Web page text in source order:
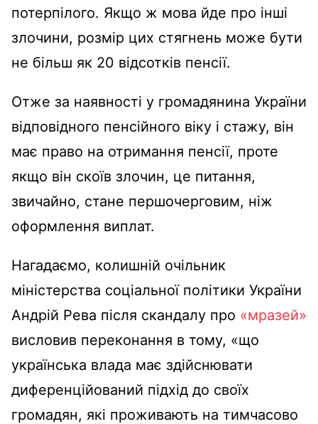
потерпілого. Якщо ж мова йде про інші
злочини, розмір цих стягнень може бути
не більш як 20 відсотків пенсії.
Отже за наявності у громадянина України
відповідного пенсійного віку і стажу, він
має право на отримання пенсії, проте
якщо він скоїв злочин, це питання,
звичайно, стане першочерговим, ніж
оформлення виплат.
Нагадаємо, колишній очільник
міністерства соціальної політики України
Андрій Рева після скандалу про «мразей»
висловив переконання в тому, «що
українська влада має здійснювати
диференційований підхід до своїх
громадян, які проживають на тимчасово